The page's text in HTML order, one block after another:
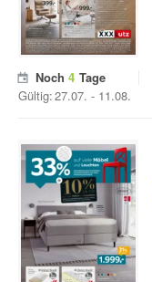
Noch 4 Tage
Gültig:27.07. - 11.08.